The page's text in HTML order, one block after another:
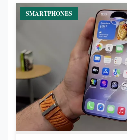
SMARTPHONES